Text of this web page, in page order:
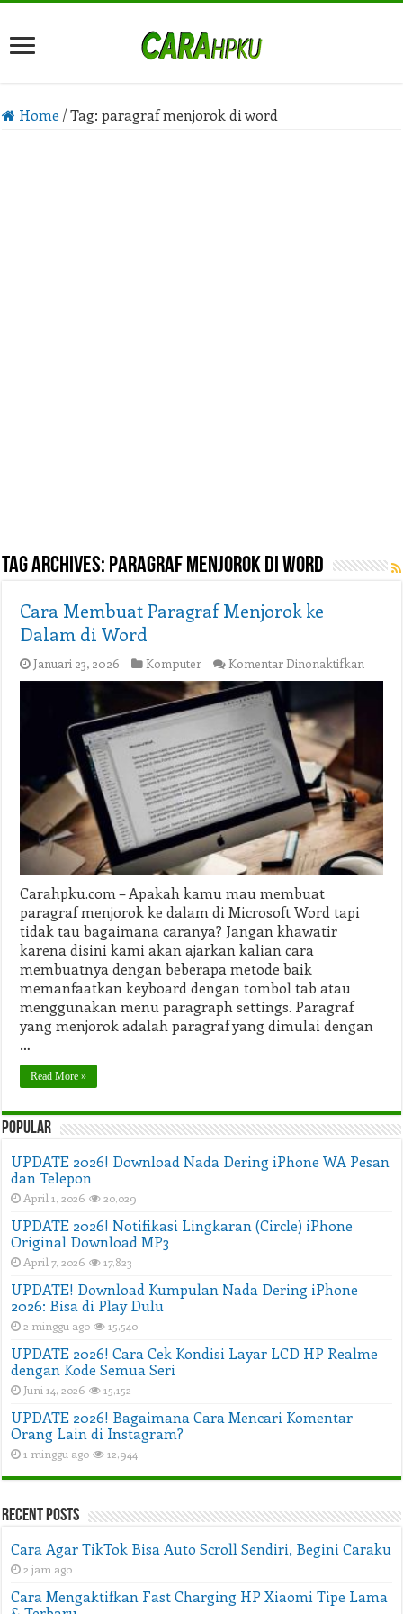
Home / Tag:paragraf menjorok di word
Tag Archives: paragraf menjorok di word
Cara Membuat Paragraf Menjorok ke
Dalam di Word
Januari 23, 2026 Komputer Komentar Dinonaktifkan
Cara
di
Word
Carahpku.com – Apakah kamu mau membuat
paragraf menjorok ke dalam di Microsoft Word tapi
tidak tau bagaimana caranya? Jangan khawatir
karena disini kami akan ajarkan kalian cara
membuatnya dengan beberapa metode baik
memanfaatkan keyboard dengan tombol tab atau
menggunakan menu paragraph settings. Paragraf
yang menjorok adalah paragraf yang dimulai dengan
…
Read More »
Popular
UPDATE 2026! Download Nada Dering iPhone WA Pesan
dan Telepon
April 1, 2026 20,029
UPDATE 2026! Notifikasi Lingkaran (Circle) iPhone
Original Download MP3
April 7, 2026 17,823
UPDATE! Download Kumpulan Nada Dering iPhone
2026: Bisa di Play Dulu
2 minggu ago 15,540
UPDATE 2026! Cara Cek Kondisi Layar LCD HP Realme
dengan Kode Semua Seri
Juni 14, 2026 15,152
UPDATE 2026! Bagaimana Cara Mencari Komentar
Orang Lain di Instagram?
1 minggu ago 12,944
Recent Posts
Cara Agar TikTok Bisa Auto Scroll Sendiri, Begini Caraku
2 jam ago
Cara Mengaktifkan Fast Charging HP Xiaomi Tipe Lama